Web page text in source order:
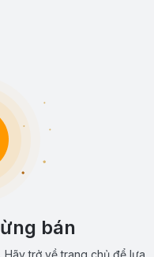
bán
Hãy trở về trang chủ để lựa